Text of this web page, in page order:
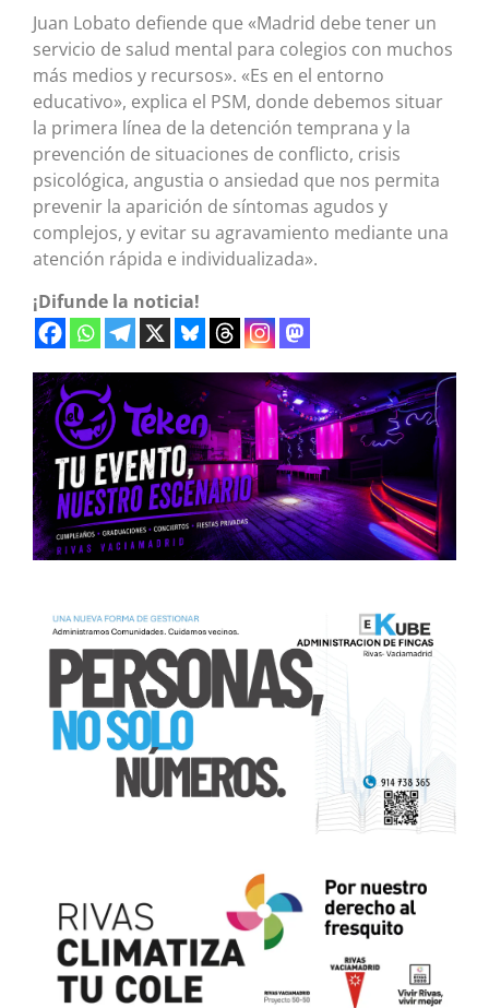
Juan Lobato defiende que «Madrid debe tener un
servicio de salud mental para colegios con muchos
más medios y recursos». «Es en el entorno
educativo», explica el PSM, donde debemos situar
la primera línea de la detención temprana y la
prevención de situaciones de conflicto, crisis
psicológica, angustia o ansiedad que nos permita
prevenir la aparición de síntomas agudos y
complejos, y evitar su agravamiento mediante una
atención rápida e individualizada».
¡Difunde la noticia!